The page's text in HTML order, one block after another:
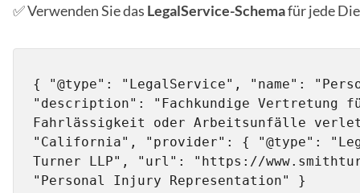
✅ Verwenden Sie das LegalService-Schemafür jede
{ "@type": "LegalService", "name":
"description": "Fachkundige Vertretung
Fahrlässigkeit oder Arbeitsunfälle
"California", "provider": { "@type":
Turner LLP", "url": "https://
"Personal Injury Representation" }